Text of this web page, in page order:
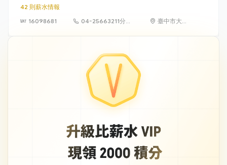
42 則薪水情報
16098681
04-25663211分機
臺中市大雅